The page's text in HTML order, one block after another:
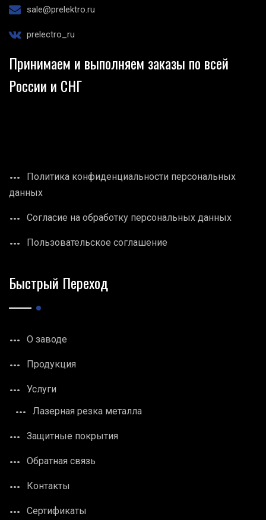
sale@prelektro.ru
prelectro_ru
Принимаем и выполняем заказы по всей
России и СНГ
Политика конфиденциальности персональных
данных
Согласие на обработку персональных данных
Пользовательское соглашение
Быстрый Переход
О заводе
Продукция
Услуги
Лазерная резка металла
Защитные покрытия
Обратная связь
Контакты
Сертификаты